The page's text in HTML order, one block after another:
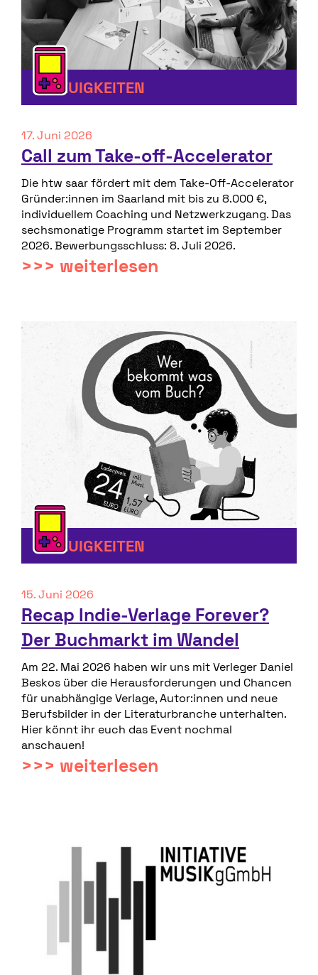
D
o
k
NEUIGKEITEN
17. Juni 2026
Call zum Take-off-Accelerator
Die htw saar fördert mit dem Take-Off-Accelerator
Gründer:innen im Saarland mit bis zu 8.000 €,
individuellem Coaching und Netzwerkzugang. Das
sechsmonatige Programm startet im September
2026. Bewerbungsschluss: 8. Juli 2026.
>>> weiterlesen
NEUIGKEITEN
15. Juni 2026
Recap Indie-Verlage Forever?
Der Buchmarkt im Wandel
Am 22. Mai 2026 haben wir uns mit Verleger Daniel
Beskos über die Herausforderungen und Chancen
für unabhängige Verlage, Autor:innen und neue
Berufsbilder in der Literaturbranche unterhalten.
Hier könnt ihr euch das Event nochmal
anschauen!
>>> weiterlesen